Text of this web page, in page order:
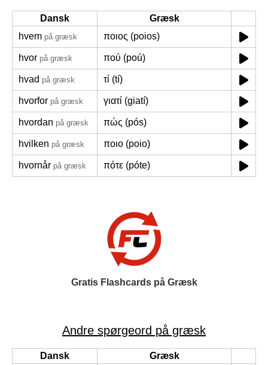
Dansk
Græsk
hvem på græsk ποιος (poios)
hvor på græsk πού (poú)
hvad på græsk τί (tí)
hvorfor på græsk γιατί (giatí)
hvordan på græsk πώς (pós)
hvilken på græsk ποιο (poio)
hvornår på græsk πότε (póte)
Gratis Flashcards på Græsk
Andre spørgeord på græsk
Dansk
Græsk